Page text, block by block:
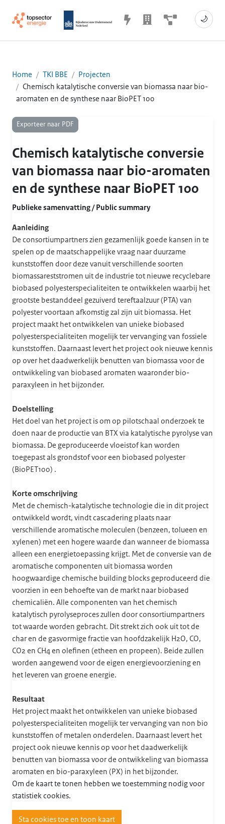
🌙
Home TKI BBE
Projecten
Chemisch katalytische conversie van biomassa naar bio-
aromaten en de synthese naar BioPET 100
Exporteer naar PDF
Chemisch katalytische conversie
van biomassa naar bio-aromaten
en de synthese naar BioPET 100
Publieke samenvatting / Public summary
Aanleiding
De consortiumpartners zien gezamenlijk goede kansen in te
spelen op de maatschappelijke vraag naar duurzame
kunststoffen door deze vanuit verschillende soorten
biomassareststromen uit de industrie tot nieuwe recyclebare
biobased polyesterspecialiteiten te ontwikkelen waarbij het
grootste bestanddeel gezuiverd tereftaalzuur (PTA) van
polyester voortaan afkomstig zal zijn uit biomassa. Het
project maakt het ontwikkelen van unieke biobased
polyesterspecialiteiten mogelijk ter vervanging van fossiele
kunststoffen. Daarnaast levert het project ook nieuwe kennis
op over het daadwerkelijk benutten van biomassa voor de
ontwikkeling van biobased aromaten waaronder bio-
paraxyleen in het bijzonder.
Doelstelling
Het doel van het project is om op pilotschaal onderzoek te
doen naar de productie van BTX via katalytische pyrolyse van
biomassa. De geproduceerde vloeistof kan worden
toegepast als grondstof voor een biobased polyester
(BioPET100) .
Korte omschrijving
Met de chemisch-katalytische technologie die in dit project
ontwikkeld wordt, vindt cascadering plaats naar
verschillende aromatische moleculen (benzeen, tolueen en
xylenen) met een hogere waarde dan wanneer de biomassa
alleen een energietoepassing krijgt. Met de conversie van de
aromatische componenten uit biomassa worden
hoogwaardige chemische building blocks geproduceerd die
voorzien in een behoefte van de markt naar biobased
chemicaliën. Alle componenten van het chemisch
katalytisch pyrolyseproces zullen door consortiumpartners
tot waarde worden gebracht. Dit strekt zich ook uit tot de
char en de gasvormige fractie van hoofdzakelijk H2O, CO,
CO2 en CH4 en olefinen (etheen en propeen). Beide zullen
worden aangewend voor de eigen energievoorziening en
het leveren van groene energie.
Resultaat
Het project maakt het ontwikkelen van unieke biobased
polyesterspecialiteiten mogelijk ter vervanging van non bio
kunststoffen of metalen onderdelen. Daarnaast levert het
project ook nieuwe kennis op voor het daadwerkelijk
benutten van biomassa voor de ontwikkeling van biomassa
aromaten en bio-paraxyleen (PX) in het bijzonder.
Om de kaart te tonen hebben we toestemming nodig voor
statistiek cookies.
Sta cookies toe en toon kaart